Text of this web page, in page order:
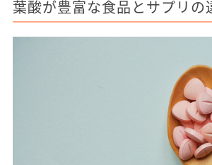
葉酸が豊富な食品とサプリの